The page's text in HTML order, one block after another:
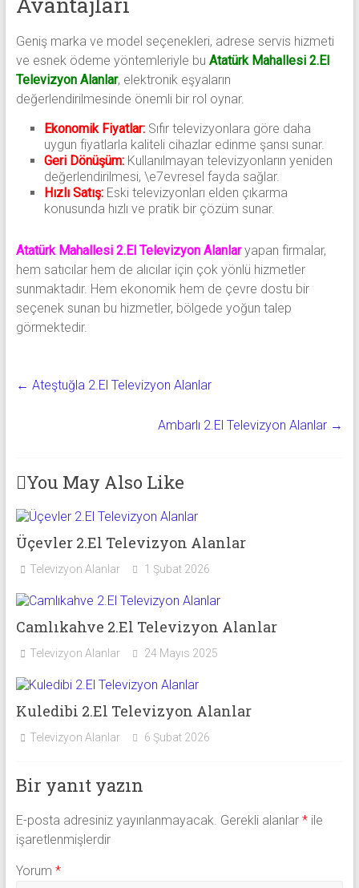
Geniş marka ve model seçenekleri, adrese servis hizmeti
ve esnek ödeme yöntemleriyle bu Atatürk Mahallesi 2.El
Televizyon Alanlar, elektronik eşyaların
değerlendirilmesinde önemli bir rol oynar.
Ekonomik Fiyatlar:Sıfır televizyonlara göre daha
uygun fiyatlarla kaliteli cihazlar edinme şansı sunar.
Geri Dönüşüm:Kullanılmayan televizyonların yeniden
değerlendirilmesi, \e7evresel fayda sağlar.
Hızlı Satış: Eski televizyonları elden çıkarma
konusunda hızlı ve pratik bir çözüm sunar.
Atatürk Mahallesi 2.El Televizyon Alanlaryapan firmalar,
hem satıcılar hem de alıcılar için çok yönlü hizmetler
sunmaktadır. Hem ekonomik hem de çevre dostu bir
seçenek sunan bu hizmetler, bölgede yoğun talep
görmektedir.
← Ateştuğla 2.El Televizyon Alanlar
Ambarlı 2.El Televizyon Alanlar →
You May Also Like
Üçevler 2.El Televizyon Alanlar
Televizyon Alanlar 1 Şubat 2026
Camlıkahve 2.El Televizyon Alanlar
Televizyon Alanlar 24 Mayıs 2025
Kuledibi 2.El Televizyon Alanlar
Televizyon Alanlar 6 Şubat 2026
Bir yanıt yazın
E-posta adresiniz yayınlanmayacak. Gerekli alanlar *ile
işaretlenmişlerdir
Yorum *